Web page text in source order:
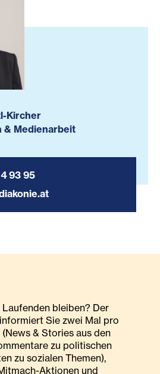
Kircher
& Medienarbeit
93 95
bleiben? Der
Sie zwei Mal pro
& Stories aus den
zu politischen
zu sozialen Themen),
Aktionen und